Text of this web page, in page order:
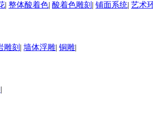
| 整体酸着色| 酸着色雕刻 | 铺面系统| 艺术
雕刻 | 墙体浮雕| 铜雕|
|